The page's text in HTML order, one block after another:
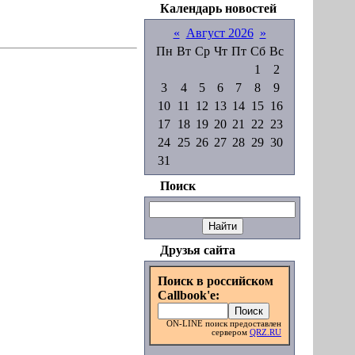
Календарь новостей
« Август 2026 »
Пн Вт Ср Чт Пт Сб Вс
1
2
3
4 5 6 7 8
9
10 11 12 13 14 15 16
17 18 19 20 21 22 23
24 25 26 27 28 29 30
31
Поиск
Друзья сайта
Поиск в российском
Callbook'e:
ON-LINE поиск предоставлен
сервером QRZ.RU